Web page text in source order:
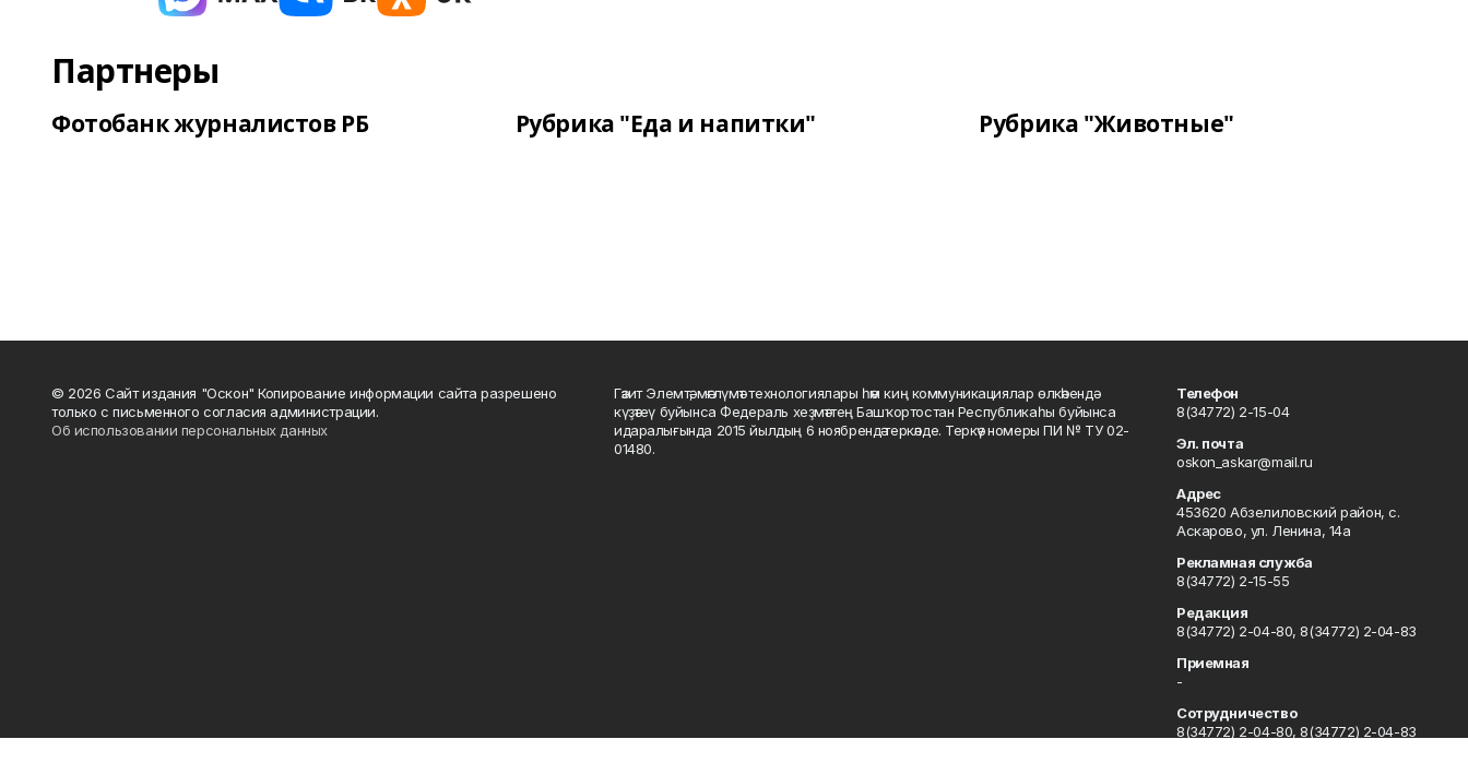
Партнеры
Фотобанк журналистов РБ Рубрика "Еда и напитки" Рубрика "Животные"
© 2026 Сайт издания "Оскон" Копирование информации сайта разрешено
только с письменного согласия администрации.
Об использовании персональных данных
Гәзит Элемтә, мәғлүмәт технологиялары һәм киң коммуникациялар өлкәһендә
күҙәтеү буйынса Федераль хеҙмәттең Башҡортостан Республикаһы буйынса
идаралығында 2015 йылдың 6 ноябрендә теркәлде. Теркәү номеры ПИ № ТУ 02-
01480.
Телефон
8(34772) 2-15-04
Эл. почта
oskon_askar@mail.ru
Адрес
453620 Абзелиловский район, с.
Аскарово, ул. Ленина, 14а
Рекламная служба
8(34772) 2-15-55
Редакция
8(34772) 2-04-80, 8(34772) 2-04-83
Приемная
-
Сотрудничество
8(34772) 2-04-80, 8(34772) 2-04-83